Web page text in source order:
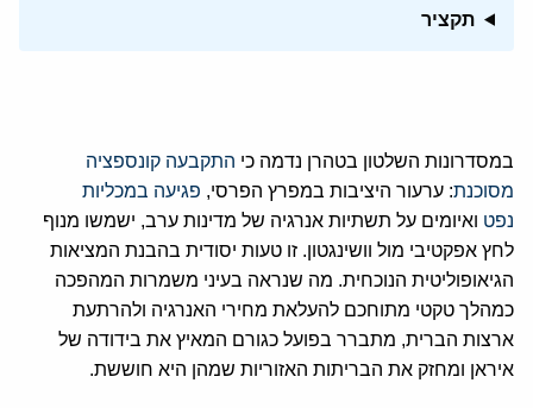
תקציר
במסדרונות השלטון בטהרן נדמה כי התקבעה קונספציה
מסוכנת: ערעור היציבות במפרץ הפרסי, פגיעה במכליות
נפט ואיומים על תשתיות אנרגיה של מדינות ערב, ישמשו מנוף
לחץ אפקטיבי מול וושינגטון. זו טעות יסודית בהבנת המציאות
הגיאופוליטית הנוכחית. מה שנראה בעיני משמרות המהפכה
כמהלך טקטי מתוחכם להעלאת מחירי האנרגיה ולהרתעת
ארצות הברית, מתברר בפועל כגורם המאיץ את בידודה של
איראן ומחזק את הבריתות האזוריות שמהן היא חוששת.